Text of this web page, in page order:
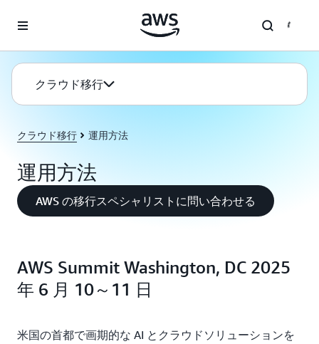
クラウド移行
クラウド移行 運用方法
運用方法
AWS の移行スペシャリストに問い合わせる
AWS Summit Washington, DC 2025
年 6 月 10～11 日
米国の首都で画期的な AI とクラウドソリューションを